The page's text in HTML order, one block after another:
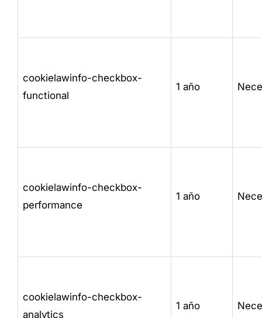
cookielawinfo-checkbox-
functional
1 año
cookielawinfo-checkbox-
performance
1 año
cookielawinfo-checkbox-
analytics
1 año